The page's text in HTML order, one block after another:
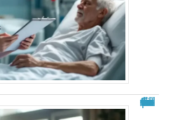
Fourmillements dans la tête : explications